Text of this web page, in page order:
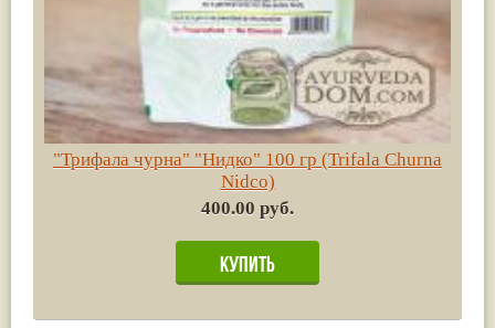
"Трифала чурна" "Нидко" 100 гр (Trifala Сhurna
Nidco)
400.00 руб.